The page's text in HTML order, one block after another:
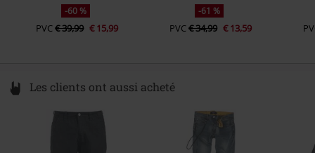
-60 %
PVC€ 39,99 € 15,99
-61 %
PVC€ 34,99 € 13,59
Les clients ont aussi acheté